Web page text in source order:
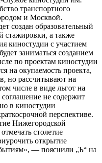
транспортного
и Москвой.
создан образовательный
стажировки, а также
киностудии с участием
заниматься созданием
по проектам киностудии
на окупаемость проекта,
но рассчитывают на
числе в виде льгот на
не содержит
в киностудии
перспективе.
Нижегородской
столетие
открытие
— пояснили „Ъ“ на